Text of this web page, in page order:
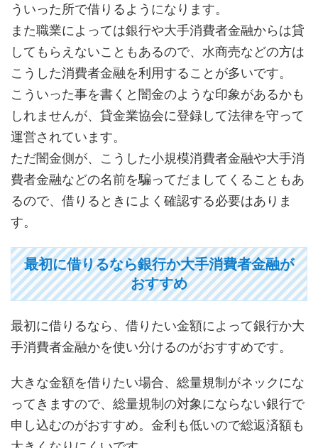
ういった所で借りるようになります。
また職業によっては銀行や大手消費者金融からは貸
してもらえないこともあるので、水商売などの方は
こうした消費者金融を利用することが多いです。
こういった事を書くと闇金のような印象があるかも
しれませんが、貸金業協会に登録して法律を守って
運営されています。
ただ闇金側が、こうした小規模消費者金融や大手消
費者金融などの名前を騙ってだましてくることもあ
るので、借りるときによく確認する必要はありま
す。
最初に借りるなら銀行か大手消費者金融が
おすすめ
最初に借りるなら、借りたい金額によって銀行か大
手消費者金融かを使い分けるのがおすすめです。
大きな金額を借りたい場合、総量規制がネックにな
ってきますので、総量規制の対象にならない銀行で
申し込むのがおすすめ。金利も低いので総返済額も